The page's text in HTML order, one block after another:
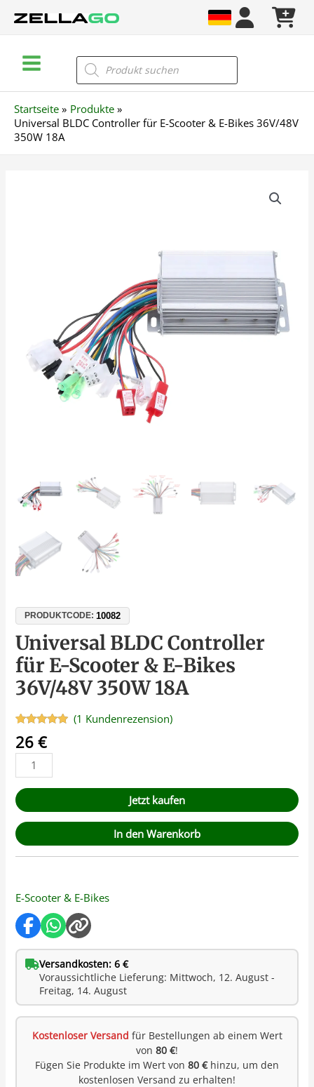
Inhalt
Menu
Products
search
Startseite
Produkte
Universal BLDC Controller für E-Scooter & E-Bikes 36V/48V
350W 18A
PRODUKTCODE:10082
Universal BLDC Controller
für E-Scooter & E-Bikes
36V/48V 350W 18A
mit5.00
von 5,
basierend
(1 Kundenrezension)
26€
18A
Menge
Jetzt kaufen
In den Warenkorb
E-Scooter & E-Bikes
Versandkosten: 6 €
Voraussichtliche Lieferung: Mittwoch, 12. August -
Freitag, 14. August
Kostenloser Versand für Bestellungen ab einem Wert
von 80 €!
Fügen Sie Produkte im Wert von 80 €hinzu, um den
kostenlosen Versand zu erhalten!